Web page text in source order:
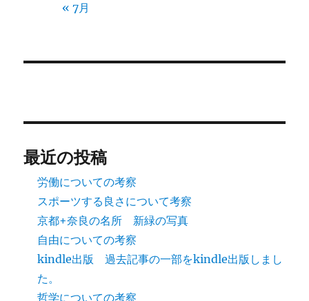
« 7月
最近の投稿
労働についての考察
スポーツする良さについて考察
京都+奈良の名所 新緑の写真
自由についての考察
kindle出版 過去記事の一部をkindle出版しまし
た。
哲学についての考察